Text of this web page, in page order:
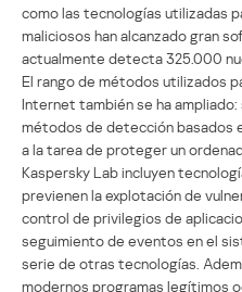
como las tecnologías utilizadas
maliciosos han alcanzado gran
actualmente detecta 325.000
El rango de métodos utilizados
Internet también se ha
métodos de detección basados
a la tarea de proteger un
Kaspersky Lab incluyen
previenen la explotación de
control de privilegios de
seguimiento de eventos en el
serie de otras tecnologías.
modernos programas legítimos